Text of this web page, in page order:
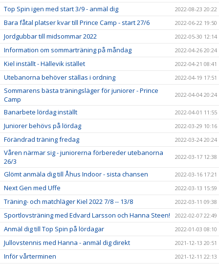
Top Spin igen med start 3/9 - anmäl dig 2022-08-23 20:22
Bara fåtal platser kvar till Prince Camp - start 27/6 2022-06-22 19:50
Jordgubbar till midsommar 2022 2022-05-30 12:14
Information om sommarträning på måndag 2022-04-26 20:24
Kiel inställt - Hällevik istället 2022-04-21 08:41
Utebanorna behöver ställas i ordning 2022-04-19 17:51
Sommarens bästa träningsläger för juniorer - Prince
Camp
2022-04-04 20:24
Banarbete lördag inställt 2022-04-01 11:55
Juniorer behövs på lördag 2022-03-29 10:16
Förändrad träning fredag 2022-03-24 20:24
Våren närmar sig - juniorerna förbereder utebanorna
26/3
2022-03-17 12:38
Glömt anmäla dig till Åhus Indoor - sista chansen 2022-03-16 17:21
Next Gen med Uffe 2022-03-13 15:59
Träning- och matchläger Kiel 2022 7/8 -- 13/8 2022-03-11 09:38
Sportlovsträning med Edvard Larsson och Hanna Steen! 2022-02-07 22:49
Anmäl dig till Top Spin på lördagar 2022-01-03 08:10
Jullovstennis med Hanna - anmäl dig direkt 2021-12-13 20:51
Inför vårterminen 2021-12-11 22:13